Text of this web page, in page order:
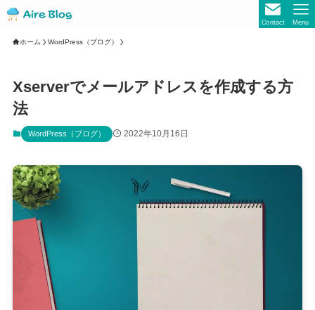
Contact Menu
ホーム WordPress（ブログ）
Xserverでメールアドレスを作成する方
法
WordPress（ブログ） 2022年10月16日